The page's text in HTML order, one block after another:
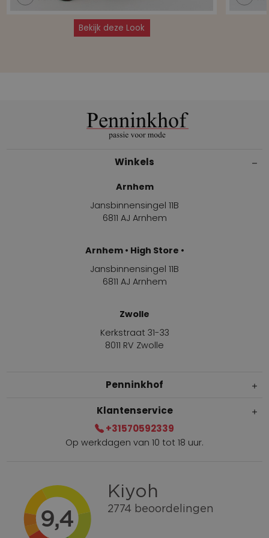
Bekijk deze Look
Winkels
Arnhem
Jansbinnensingel 11B
6811 AJ Arnhem
Arnhem • High Store •
Jansbinnensingel 11B
6811 AJ Arnhem
Zwolle
Kerkstraat 31-33
8011 RV Zwolle
Penninkhof
Gratis verzending vanaf € 100,=
Bel +31570592339
Spaarpunten
Klantenservice
+31570592339
Op werkdagen van 10 tot 18 uur.